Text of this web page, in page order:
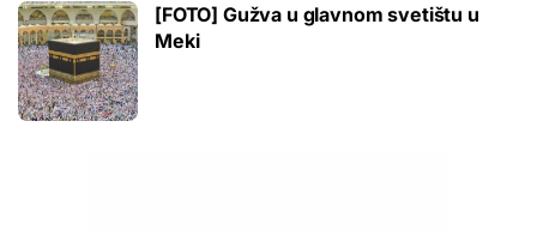
[FOTO] Gužva u glavnom svetištu u
Meki